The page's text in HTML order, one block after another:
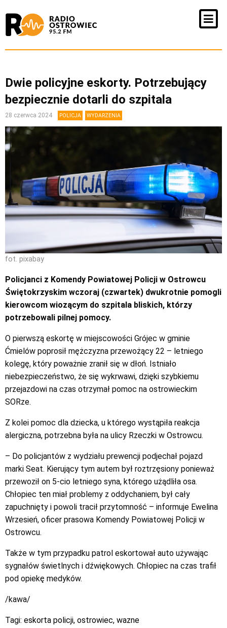
Dwie policyjne eskorty. Potrzebujący
bezpiecznie dotarli do szpitala
28 czerwca 2024 POLICJA WYDARZENIA
fot. pixabay
Policjanci z Komendy Powiatowej Policji w Ostrowcu
Świętokrzyskim wczoraj (czwartek) dwukrotnie pomogli
kierowcom wiozącym do szpitala bliskich, którzy
potrzebowali pilnej pomocy.
O pierwszą eskortę w miejscowości Grójec w gminie
Ćmielów poprosił mężczyzna przewożący 22 – letniego
kolegę, który poważnie zranił się w dłoń. Istniało
niebezpieczeństwo, że się wykrwawi, dzięki szybkiemu
przejazdowi na czas otrzymał pomoc na ostrowieckim
SORze.
Z kolei pomoc dla dziecka, u którego wystąpiła reakcja
alergiczna, potrzebna była na ulicy Rzeczki w Ostrowcu.
– Do policjantów z wydziału prewencji podjechał pojazd
marki Seat. Kierujący tym autem był roztrzęsiony ponieważ
przewoził on 5-cio letniego syna, którego użądliła osa.
Chłopiec ten miał problemy z oddychaniem, był cały
zapuchnięty i powoli tracił przytomność – informuje Ewelina
Wrzesień, oficer prasowa Komendy Powiatowej Policji w
Ostrowcu.
Także w tym przypadku patrol eskortował auto używając
sygnałów świetlnych i dźwiękowych. Chłopiec na czas trafił
pod opiekę medyków.
/kawa/
Tagi: eskorta policji, ostrowiec, wazne